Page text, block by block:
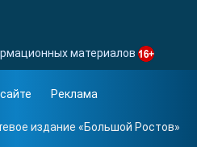
материалов
Реклама
издание «Большой Ростов»